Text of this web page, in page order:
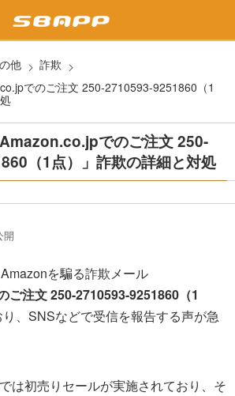
他
詐欺
でのご注文 250-2710593-9251860（1
Amazon.co.jpでのご注文 250-
（1点）」詐欺の詳細と対処
開
を騙る詐欺メール
注文 250-2710593-9251860（1
り、SNSなどで受信を報告する声が急
は初売りセールが実施されており、そ